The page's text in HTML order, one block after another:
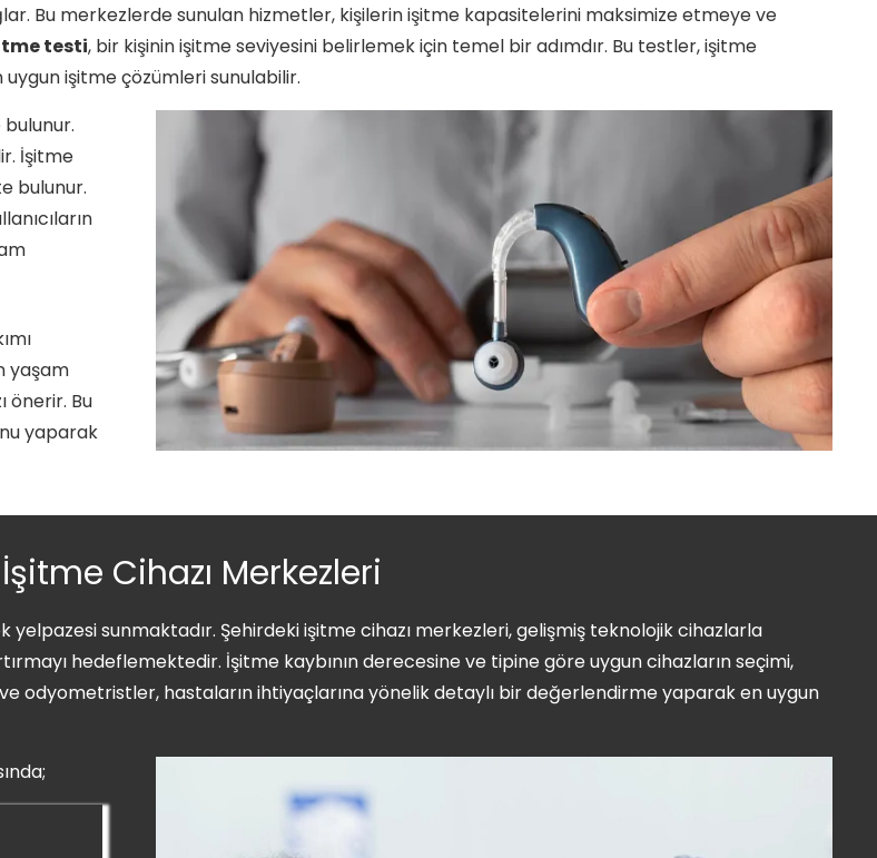
Bu merkezlerde sunulan hizmetler, kişilerin işitme kapasitelerini maksimize etmeye ve
testi, bir kişinin işitme seviyesini belirlemek için temel bir adımdır. Bu testler, işitme
uygun işitme çözümleri sunulabilir.
İşitme
bulunur.
yaşam
önerir. Bu
yaparak
Cihazı Merkezleri
yelpazesi sunmaktadır. Şehirdeki işitme cihazı merkezleri, gelişmiş teknolojik cihazlarla
hedeflemektedir. İşitme kaybının derecesine ve tipine göre uygun cihazların seçimi,
odyometristler, hastaların ihtiyaçlarına yönelik detaylı bir değerlendirme yaparak en uygun